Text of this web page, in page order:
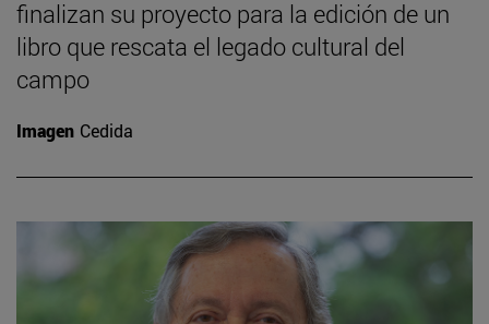
finalizan su proyecto para la edición de un
libro que rescata el legado cultural del
campo
Imagen Cedida